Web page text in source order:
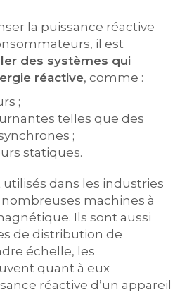
la puissance réactive
il est
des systèmes qui
réactive, comme :
;
telles que des
;
statiques.
dans les industries
machines à
Ils sont aussi
de distribution de
échelle, les
quant à eux
réactive d’un appareil